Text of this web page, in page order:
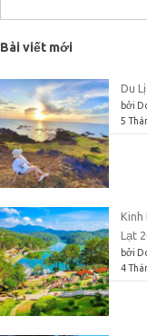
kiếm
cho:
Bài viết mới
Du
bởi
5
Kinh
Lạt
bởi
4